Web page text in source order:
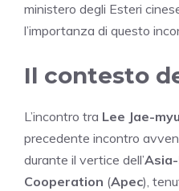
ministero degli Esteri
l’importanza di questo
Il contesto
L’incontro tra Lee Jae-
precedente incontro
durante il vertice dell’
Cooperation (Apec),